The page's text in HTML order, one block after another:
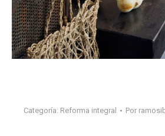
Categoría: Reforma integral Por